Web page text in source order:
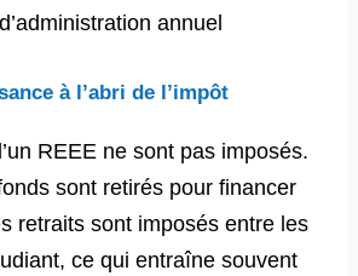
annuel
à l’abri de l’impôt
REEE ne sont pas imposés.
sont retirés pour financer
retraits sont imposés entre les
ce qui entraîne souvent